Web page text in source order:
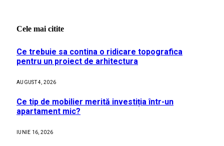
Cele mai citite
Ce trebuie sa contina o ridicare topografica
pentru un proiect de arhitectura
AUGUST 4, 2026
Ce tip de mobilier merită investiția într-un
apartament mic?
IUNIE 16, 2026